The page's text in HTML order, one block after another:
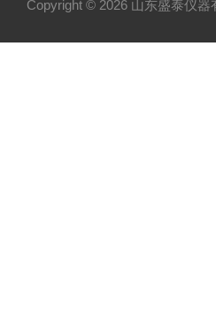
Copyright © 2026 山东盛泰仪